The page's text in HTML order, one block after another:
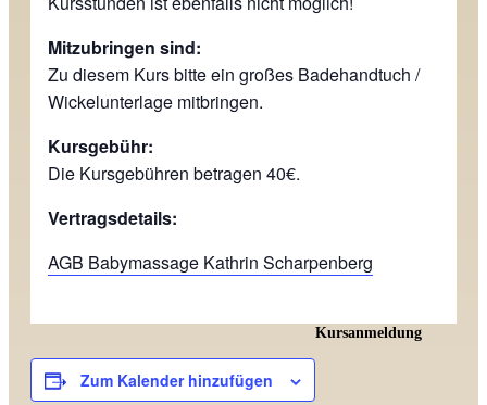
Mitzubringen sind:
Zu diesem Kurs bitte ein großes Badehandtuch /
Wickelunterlage mitbringen.
Kursgebühr:
Die Kursgebühren betragen 40€.
Vertragsdetails:
AGB Babymassage Kathrin Scharpenberg
Zum Kalender hinzufügen
Kursanmeldung